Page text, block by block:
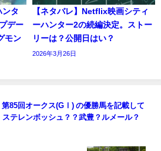
ンタ
デー
モン
【ネタバレ】Netflix映画シティ
ーハンター2の続編決定。ストー
リーは？公開日はい？
2026年3月26日
第85回オークス(GⅠ) の優勝馬を記載して
ステレンボッシュ？？武豊？ルメール？